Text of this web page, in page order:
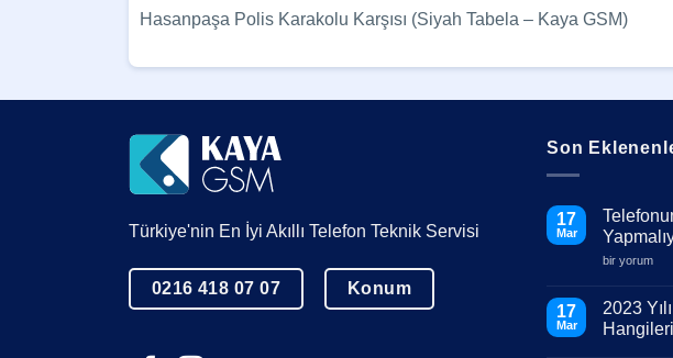
Hasanpaşa Polis Karakolu Karşısı (Siyah Tabela – Kaya GSM)
Türkiye'nin En İyi Akıllı Telefon Teknik Servisi
0216 418 07 07 Konum
Son
17
Mar
Telefonumun
Ne
Yapmalıyım?
için
bir yorum
17
Mar
2023